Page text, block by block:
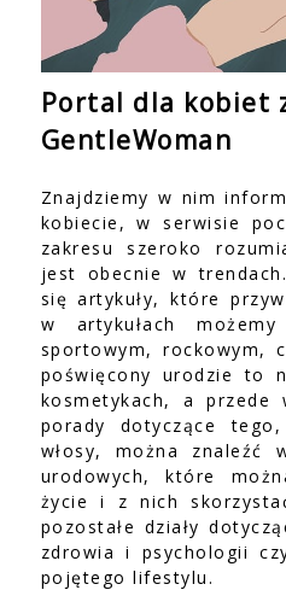
Portal dla kobiet
GentleWoman
Znajdziemy w nim
kobiecie, w serwisie
zakresu szeroko
jest obecnie w
się artykuły, które
w artykułach
sportowym, rockowym,
poświęcony urodzie to
kosmetykach, a przede
porady dotyczące
włosy, można znaleźć
urodowych, które
życie i z nich
pozostałe działy
zdrowia i psychologii
pojętego lifestylu.